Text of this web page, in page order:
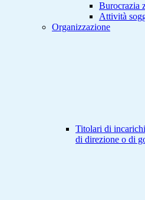
Burocrazia
Attività
Organizzazione
Titolari di
di direzione o di